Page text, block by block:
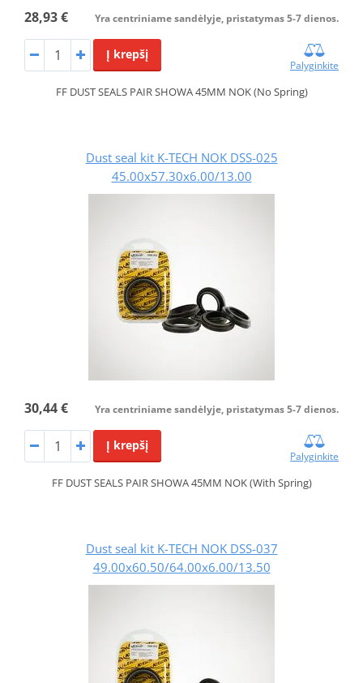
28,93 € Yra centriniame sandėlyje, pristatymas 5-7 dienos.
Į krepšį
Palyginkite
FF DUST SEALS PAIR SHOWA 45MM NOK (No Spring)
Dust seal kit K-TECH NOK DSS-025
45.00x57.30x6.00/13.00
30,44 € Yra centriniame sandėlyje, pristatymas 5-7 dienos.
Į krepšį
Palyginkite
FF DUST SEALS PAIR SHOWA 45MM NOK (With Spring)
Dust seal kit K-TECH NOK DSS-037
49.00x60.50/64.00x6.00/13.50